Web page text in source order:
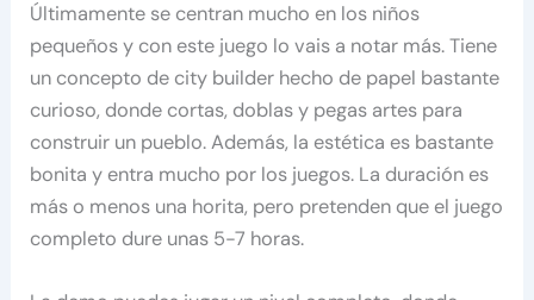
Últimamente se centran mucho en los niños
pequeños y con este juego lo vais a notar más. Tiene
un concepto de city builder hecho de papel bastante
curioso, donde cortas, doblas y pegas artes para
construir un pueblo. Además, la estética es bastante
bonita y entra mucho por los juegos. La duración es
más o menos una horita, pero pretenden que el juego
completo dure unas 5-7 horas.